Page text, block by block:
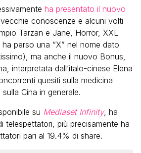
ha presentato il nuovo
conoscenze e alcuni volti
Tarzan e Jane, Horror, XXL
perso una “X” nel nome dato
ma anche il nuovo Bonus,
interpretata dall’italo-cinese Elena
quesiti sulla medicina
Cina in generale.
su Mediaset Infinity, ha
telespettatori, più precisamente ha
pari al 19.4% di share.